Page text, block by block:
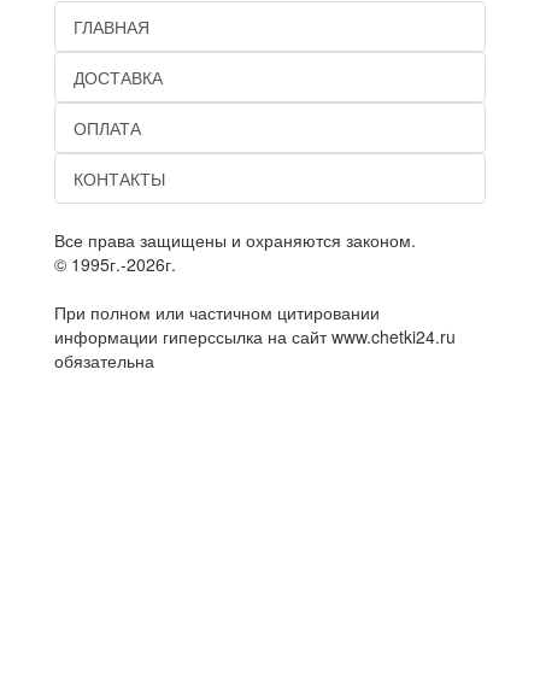
ГЛАВНАЯ
ДОСТАВКА
ОПЛАТА
КОНТАКТЫ
Все права защищены и охраняются законом.
© 1995г.-2026г.
При полном или частичном цитировании
информации гиперссылка на сайт www.chetki24.ru
обязательна